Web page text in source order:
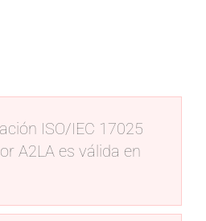
ISO/IEC 17025
A2LA es válida en